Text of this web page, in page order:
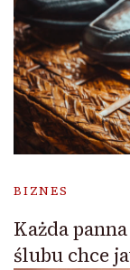
BIZNES
Każda
ślubu chce